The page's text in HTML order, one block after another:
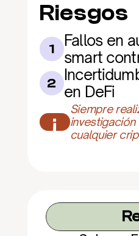
Riesgos
1
Fallos en
smart
2 en DeFi
¡
Siempre
cualquier